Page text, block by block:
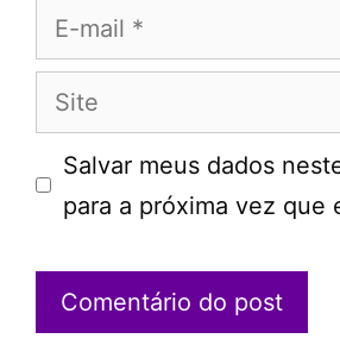
E-
mail
Site
Salvar meus dados
para a próxima vez que